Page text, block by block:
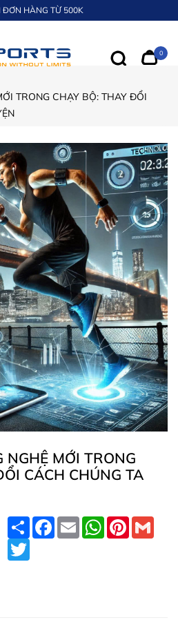
ĐƠN HÀNG TỪ 500K
0
TRONG CHẠY BỘ: THAY ĐỔI
NGHỆ MỚI TRONG
CÁCH CHÚNG TA
S
h
a
r
F
a
E
m
W
h
P
i
G
m
T
w